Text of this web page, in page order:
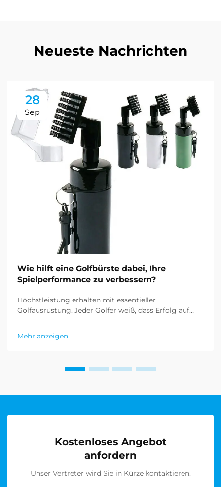
Neueste Nachrichten
28
Sep
Wie hilft eine Golfbürste dabei, Ihre
Spielperformance zu verbessern?
Höchstleistung erhalten mit essentieller
Golfausrüstung. Jeder Golfer weiß, dass Erfolg auf
abhängt, sondern auch vom Zustand Ihrer
Ausrüstung. Unter den verschiedenen Werkzeugen
Mehr anzeigen
Kostenloses Angebot
anfordern
Unser Vertreter wird Sie in Kürze kontaktieren.